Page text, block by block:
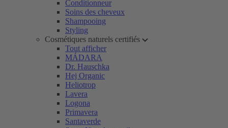
Conditionneur
Soins des cheveux
Shampooing
Styling
Cosmétiques naturels certifiés
Tout afficher
MÁDARA
Dr. Hauschka
Hej Organic
Heliotrop
Lavera
Logona
Primavera
Santaverde